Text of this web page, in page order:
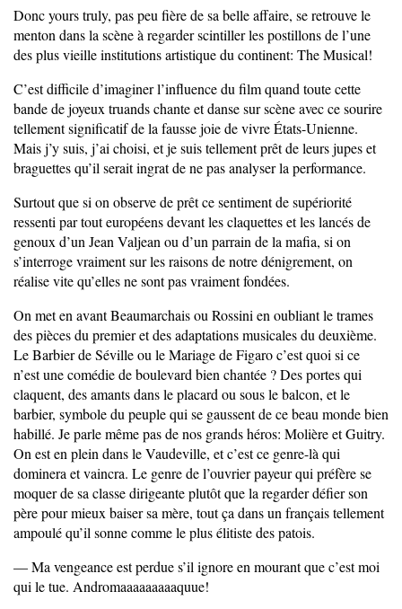
Donc yours truly, pas peu fière de sa belle affaire, se retrouve le
menton dans la scène à regarder scintiller les postillons de l’une
des plus vieille institutions artistique du continent: The Musical!
C’est difficile d’imaginer l’influence du film quand toute cette
bande de joyeux truands chante et danse sur scène avec ce sourire
tellement significatif de la fausse joie de vivre États-Unienne.
Mais j’y suis, j’ai choisi, et je suis tellement prêt de leurs jupes et
braguettes qu’il serait ingrat de ne pas analyser la performance.
Surtout que si on observe de prêt ce sentiment de supériorité
ressenti par tout européens devant les claquettes et les lancés de
genoux d’un Jean Valjean ou d’un parrain de la mafia, si on
s’interroge vraiment sur les raisons de notre dénigrement, on
réalise vite qu’elles ne sont pas vraiment fondées.
On met en avant Beaumarchais ou Rossini en oubliant le trames
des pièces du premier et des adaptations musicales du deuxième.
Le Barbier de Séville ou le Mariage de Figaro c’est quoi si ce
n’est une comédie de boulevard bien chantée ? Des portes qui
claquent, des amants dans le placard ou sous le balcon, et le
barbier, symbole du peuple qui se gaussent de ce beau monde bien
habillé. Je parle même pas de nos grands héros: Molière et Guitry.
On est en plein dans le Vaudeville, et c’est ce genre-là qui
dominera et vaincra. Le genre de l’ouvrier payeur qui préfère se
moquer de sa classe dirigeante plutôt que la regarder défier son
père pour mieux baiser sa mère, tout ça dans un français tellement
ampoulé qu’il sonne comme le plus élitiste des patois.
— Ma vengeance est perdue s’il ignore en mourant que c’est moi
qui le tue. Andromaaaaaaaaaquue!